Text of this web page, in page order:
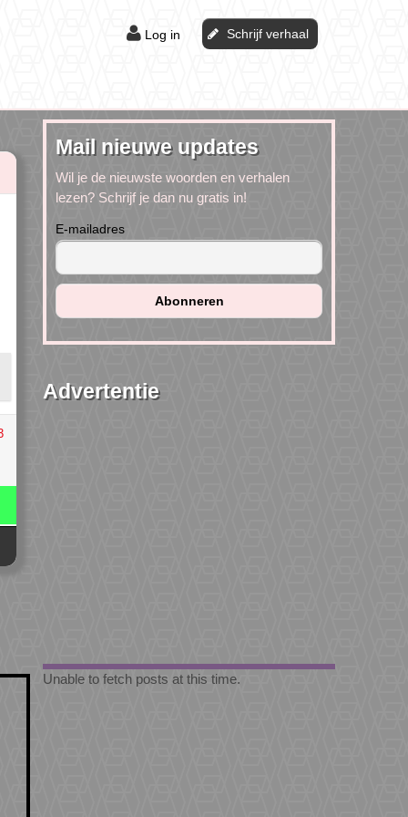
Log in Schrijf verhaal
Mail nieuwe updates
Wil je de nieuwste woorden en verhalen
lezen? Schrijf je dan nu gratis in!
E-mailadres
Advertentie
Unable to fetch posts at this time.